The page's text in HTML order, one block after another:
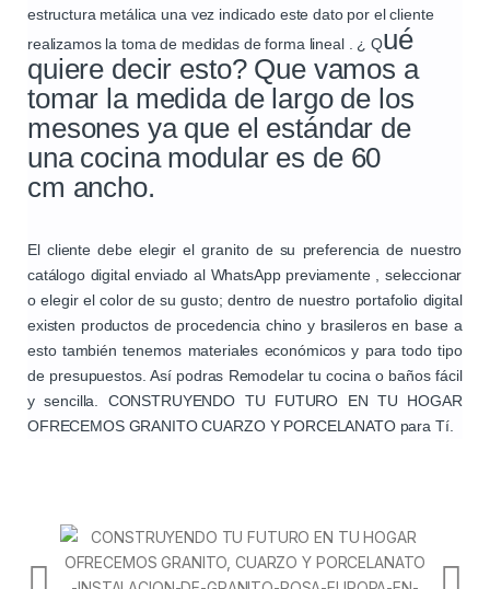
estructura metálica una vez indicado este dato por el cliente
realizamos la toma de medidas de forma lineal . ¿ Qué
quiere decir esto? Que vamos a
tomar la medida de largo de los
mesones ya que el estándar de
una cocina modular es de 60
cm ancho.
El cliente debe elegir el granito de su preferencia de nuestro
catálogo digital enviado al WhatsApp previamente , seleccionar
o elegir el color de su gusto; dentro de nuestro portafolio digital
existen productos de procedencia chino y brasileros en base a
esto también tenemos materiales económicos y para todo tipo
de presupuestos. Así podras Remodelar tu cocina o baños fácil
y sencilla. CONSTRUYENDO TU FUTURO EN TU HOGAR
OFRECEMOS GRANITO CUARZO Y PORCELANATO para Tí.